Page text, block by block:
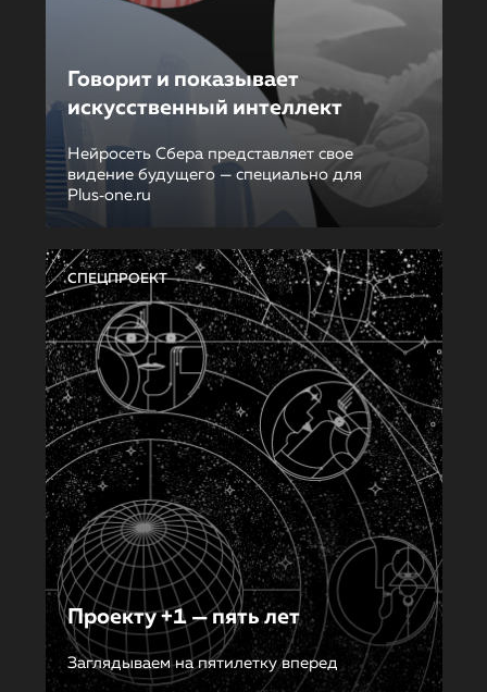
Говорит и показывает
искусственный интеллект
Нейросеть Сбера представляет свое
видение будущего — специально для
Plus‑one.ru
СПЕЦПРОЕКТ
Проекту +1 — пять лет
Заглядываем на пятилетку вперед